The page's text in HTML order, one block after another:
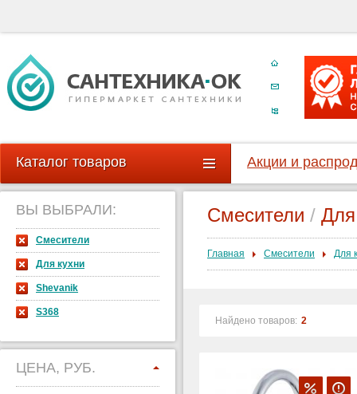
Каталог товаров Акции и
ВЫ ВЫБРАЛИ:
Смесители
Для кухни
Shevanik
S368
ЦЕНА, РУБ.
Смесители /
Главная Смесители Для
Найдено товаров: 2